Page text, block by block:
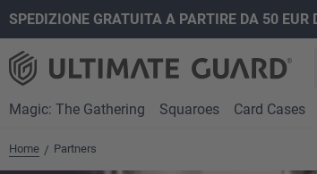
Passa alla navigazione principale
SPEDIZIONE GRATUITA A PARTIRE DA 50 EUR
Magic: The Gathering Squaroes Card Cases
Home / Partners